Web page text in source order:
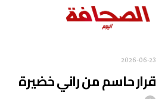
2026-06-23
قرار حاسم من راني خضيرة